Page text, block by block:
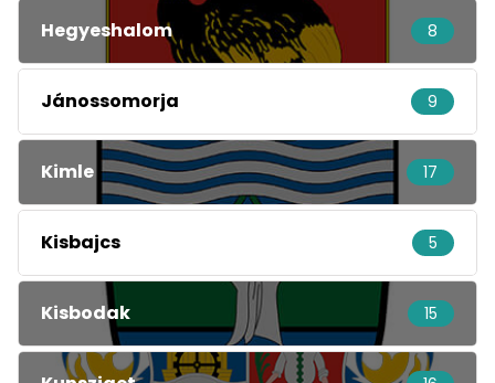
Hegyeshalom 8
Jánossomorja 9
Kimle 17
Kisbajcs 5
Kisbodak 15